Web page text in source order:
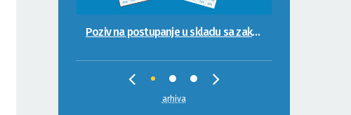
Poziv na postupanje u skladu sa zakonskim propisima
arhiva